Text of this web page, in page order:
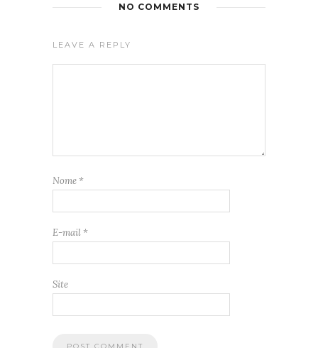
NO COMMENTS
LEAVE A REPLY
Nome *
E-mail *
Site